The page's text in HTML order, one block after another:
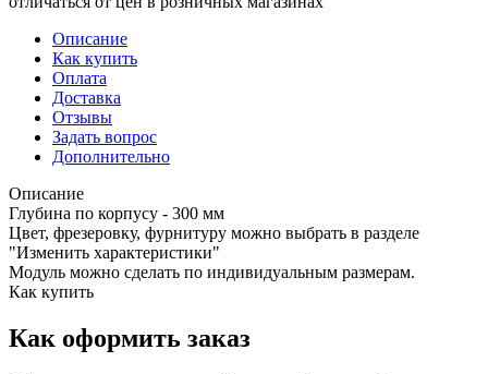
Описание
Как купить
Оплата
Доставка
Отзывы
Задать вопрос
Дополнительно
Описание
Глубина по корпусу - 300 мм
Цвет, фрезеровку, фурнитуру можно выбрать в разделе
"Изменить характеристики"
Модуль можно сделать по индивидуальным размерам.
Как купить
Как оформить заказ